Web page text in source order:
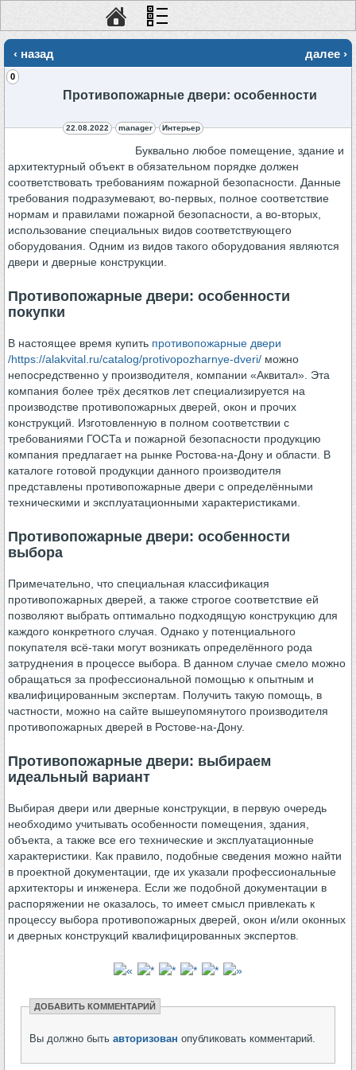
‹ назад далее ›
0
Противопожарные двери: особенности
22.08.2022 manager Интерьер
Буквально любое помещение, здание и
архитектурный объект в обязательном порядке должен
соответствовать требованиям пожарной безопасности. Данные
требования подразумевают, во-первых, полное соответствие
нормам и правилами пожарной безопасности, а во-вторых,
использование специальных видов соответствующего
оборудования. Одним из видов такого оборудования являются
двери и дверные конструкции.
Противопожарные двери: особенности
покупки
В настоящее время купить противопожарные двери
/https://alakvital.ru/catalog/protivopozharnye-dveri/ можно
непосредственно у производителя, компании «Аквитал». Эта
компания более трёх десятков лет специализируется на
производстве противопожарных дверей, окон и прочих
конструкций. Изготовленную в полном соответствии с
требованиями ГОСТа и пожарной безопасности продукцию
компания предлагает на рынке Ростова-на-Дону и области. В
каталоге готовой продукции данного производителя
представлены противопожарные двери с определёнными
техническими и эксплуатационными характеристиками.
Противопожарные двери: особенности
выбора
Примечательно, что специальная классификация
противопожарных дверей, а также строгое соответствие ей
позволяют выбрать оптимально подходящую конструкцию для
каждого конкретного случая. Однако у потенциального
покупателя всё-таки могут возникать определённого рода
затруднения в процессе выбора. В данном случае смело можно
обращаться за профессиональной помощью к опытным и
квалифицированным экспертам. Получить такую помощь, в
частности, можно на сайте вышеупомянутого производителя
противопожарных дверей в Ростове-на-Дону.
Противопожарные двери: выбираем
идеальный вариант
Выбирая двери или дверные конструкции, в первую очередь
необходимо учитывать особенности помещения, здания,
объекта, а также все его технические и эксплуатационные
характеристики. Как правило, подобные сведения можно найти
в проектной документации, где их указали профессиональные
архитекторы и инженера. Если же подобной документации в
распоряжении не оказалось, то имеет смысл привлекать к
процессу выбора противопожарных дверей, окон и/или оконных
и дверных конструкций квалифицированных экспертов.
ДОБАВИТЬ КОММЕНТАРИЙ
Вы должно быть авторизован опубликовать комментарий.